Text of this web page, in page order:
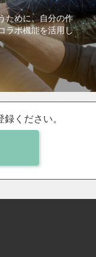
ために、自分の作
ラボ機能を活用し
ください。